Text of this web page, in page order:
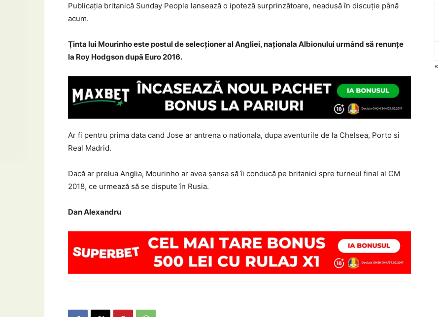
Publicaţia britanică Sunday People lansează o ipoteză surprinzătoare, neadusă în discuţie până
acum.
Ţinta lui Mourinho este postul de selecţioner al Angliei, naţionala Albionului urmând să renunţe
la Roy Hodgson după Euro 2016.
Ar fi pentru prima data cand Jose ar antrena o nationala, dupa aventurile de la Chelsea, Porto si
Real Madrid.
Dacă ar prelua Anglia, Mourinho ar avea şansa să îi conducă pe britanici spre turneul final al CM
2018, ce urmează să se dispute în Rusia.
Dan Alexandru